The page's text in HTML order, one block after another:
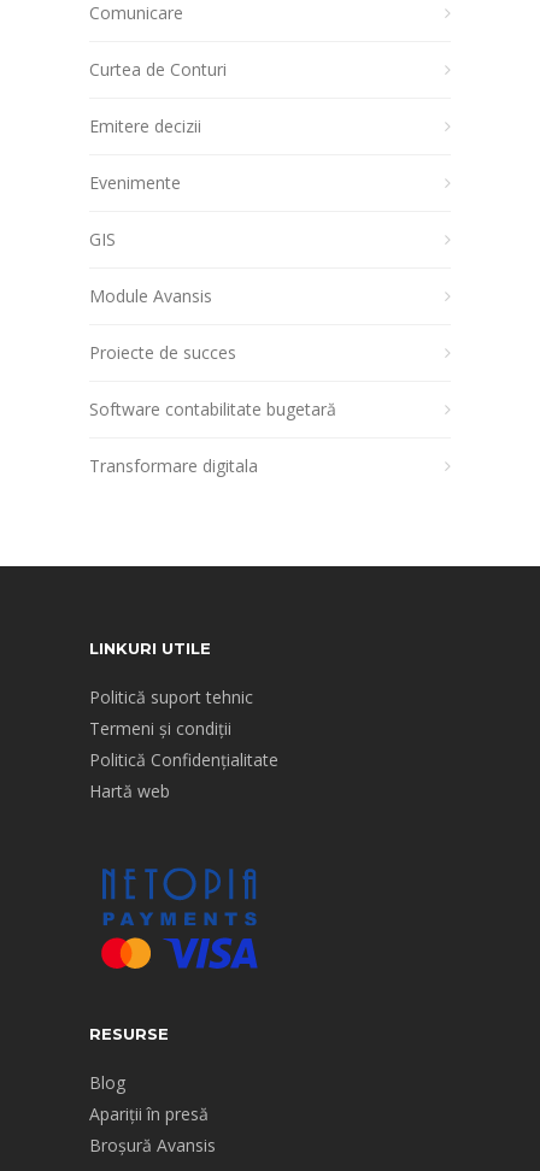
Comunicare
Curtea de Conturi
Emitere decizii
Evenimente
GIS
Module Avansis
Proiecte de succes
Software contabilitate bugetară
Transformare digitala
LINKURI UTILE
Politică suport tehnic
Termeni și condiții
Politică Confidențialitate
Hartă web
RESURSE
Blog
Apariții în presă
Broșură Avansis